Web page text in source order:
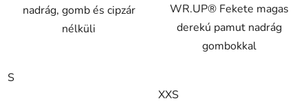
nadrág, gomb és cipzár
nélküli
S
5,0
csillag.
WR.UP® Fekete magas
derekú pamut nadrág
gombokkal
XXS